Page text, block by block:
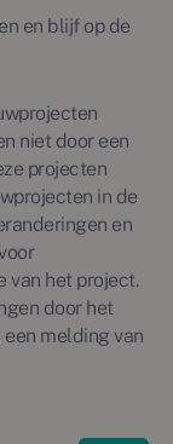
en blijf op de
niet door een
projecten
in de
en
van het project.
door het
melding van